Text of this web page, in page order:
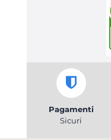
Pagamenti
Sicuri